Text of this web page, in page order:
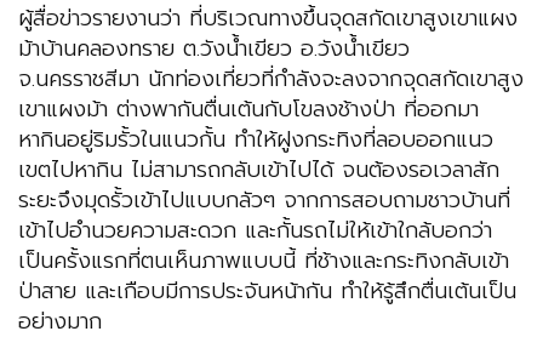
ผู้สื่อข่าวรายงานว่า ที่บริเวณทางขึ้นจุดสกัดเขาสูงเขาแผง
ม้าบ้านคลองทราย ต.วังน้ำเขียว อ.วังน้ำเขียว
จ.นครราชสีมา นักท่องเที่ยวที่กำลังจะลงจากจุดสกัดเขาสูง
เขาแผงม้า ต่างพากันตื่นเต้นกับโขลงช้างป่า ที่ออกมา
หากินอยู่ริมรั้วในแนวกั้น ทำให้ฝูงกระทิงที่ลอบออกแนว
เขตไปหากิน ไม่สามารถกลับเข้าไปได้ จนต้องรอเวลาสัก
ระยะจึงมุดรั้วเข้าไปแบบกลัวๆ จากการสอบถามชาวบ้านที่
เข้าไปอำนวยความสะดวก และกั้นรถไม่ให้เข้าใกล้บอกว่า
เป็นครั้งแรกที่ตนเห็นภาพแบบนี้ ที่ช้างและกระทิงกลับเข้า
ป่าสาย และเกือบมีการประจันหน้ากัน ทำให้รู้สึกตื่นเต้นเป็น
อย่างมาก